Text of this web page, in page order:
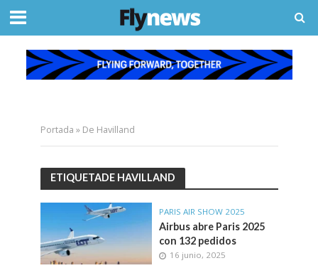
Portada » De Havilland
ETIQUETADE HAVILLAND
PARIS AIR SHOW 2025
Airbus abre Paris 2025
con 132 pedidos
16 junio, 2025